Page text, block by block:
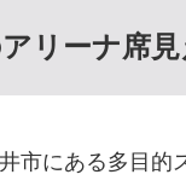
リーナ席見
市にある多目